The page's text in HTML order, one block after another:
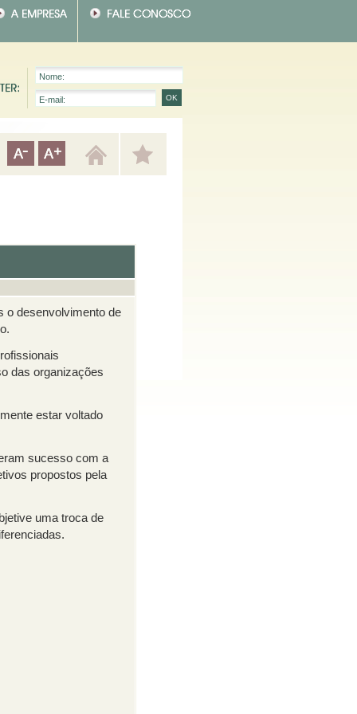
o desenvolvimento de
das organizações
estar voltado
sucesso com a
propostos pela
uma troca de